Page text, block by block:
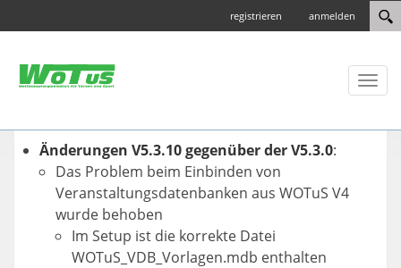
anmelden
registrieren
Toggle
Änderungen V5.3.10 gegenüber der V5.3.0:
Das Problem beim Einbinden von
Veranstaltungsdatenbanken aus WOTuS V4
wurde behoben
Im Setup ist die korrekte Datei
WOTuS_VDB_Vorlagen.mdb enthalten